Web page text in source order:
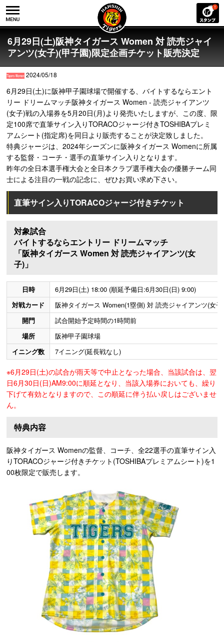
6月29日(土)阪神タイガース Women 対 読売ジャイ
アンツ(女子)(甲子園)限定企画チケット販売決定
2024/05/18
6月29日(土)に阪神甲子園球場で開催する、バイトするならエント
リー ドリームマッチ阪神タイガース Women - 読売ジャイアンツ
(女子)戦の入場券を5月20日(月)より発売いたしますが、この度、限
定100席で直筆サイン入りTORACOジャージ付きTOSHIBAプレミ
アムシート(指定席)を同日より販売することが決定致しました。
特典ジャージは、2024年シーズンに阪神タイガース Womenに所属
する監督・コーチ・選手の直筆サイン入りとなります。
昨年の全日本選手権大会と全日本クラブ選手権大会の優勝チーム同
士による注目の一戦の記念に、ぜひお買い求め下さい。
直筆サイン入りTORACOジャージ付きチケット
対象試合
バイトするならエントリー ドリームマッチ
「阪神タイガース Women 対 読売ジャイアンツ(女
子)」
日時
6月29日(土) 18:00 (順延予備日:6月30日(日) 9:00)
対戦カード
阪神タイガース Women(1塁側) 対 読売ジャイアンツ(女子
開門
試合開始予定時間の1時間前
場所
阪神甲子園球場
イニング数
7イニング(延長戦なし)
※6月29日(土)の試合が雨天等で中止となった場合、当該試合は、翌
日6月30日(日)AM9:00に順延となり、当該入場券においても、繰り
下げて有効となりますので、この順延に伴う払い戻しはございませ
ん。
特典内容
阪神タイガース Womenの監督、コーチ、全22選手の直筆サイン入
りTORACOジャージ付きチケット(TOSHIBAプレミアムシート)を1
00枚限定で販売します。